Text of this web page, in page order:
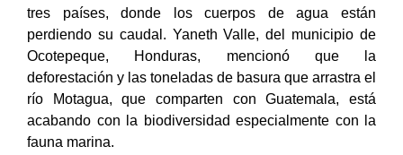
tres países, donde los cuerpos de agua están
perdiendo su caudal. Yaneth Valle, del municipio de
Ocotepeque, Honduras, mencionó que la
deforestación y las toneladas de basura que arrastra el
río Motagua, que comparten con Guatemala, está
acabando con la biodiversidad especialmente con la
fauna marina.